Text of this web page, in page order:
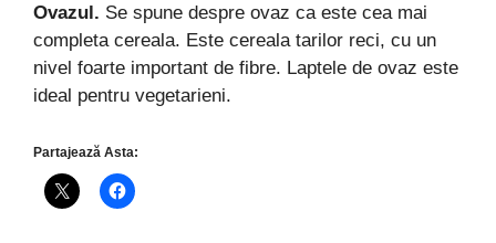
Ovazul. Se spune despre ovaz ca este cea mai
completa cereala. Este cereala tarilor reci, cu un
nivel foarte important de fibre. Laptele de ovaz este
ideal pentru vegetarieni.
Partajează Asta: